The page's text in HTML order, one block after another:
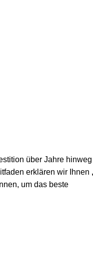
über Jahre hinweg
erklären wir Ihnen ,
um das beste